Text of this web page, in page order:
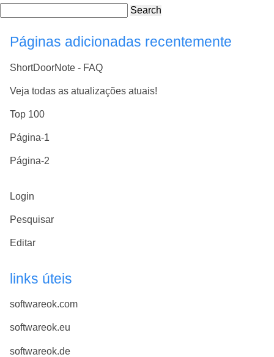
Search
Páginas adicionadas recentemente
ShortDoorNote - FAQ
Veja todas as atualizações atuais!
Top 100
Página-1
Página-2
Login
Pesquisar
Editar
links úteis
softwareok.com
softwareok.eu
softwareok.de